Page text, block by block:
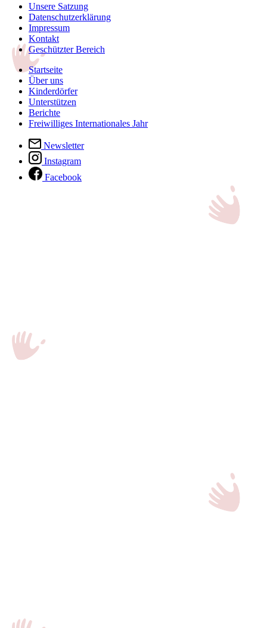
Unsere Satzung
Datenschutzerklärung
Impressum
Kontakt
Geschützter Bereich
Startseite
Über uns
Kinderdörfer
Unterstützen
Berichte
Freiwilliges Internationales Jahr
Newsletter
Instagram
Facebook